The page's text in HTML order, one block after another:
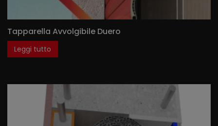
Tapparella Avvolgibile Duero
Leggi tutto